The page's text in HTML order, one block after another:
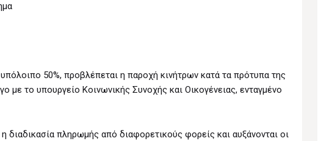
υπόλοιπο 50%, προβλέπεται η παροχή κινήτρων κατά τα πρότυπα της
με το υπουργείο Κοινωνικής Συνοχής και Οικογένειας, ενταγμένο
διαδικασία πληρωμής από διαφορετικούς φορείς και αυξάνονται οι